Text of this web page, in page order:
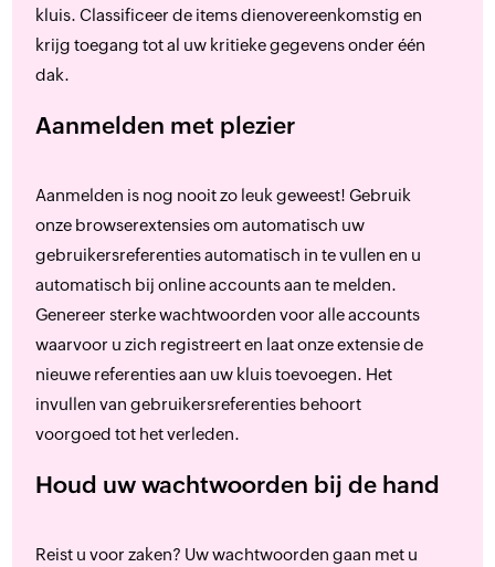
kluis. Classificeer de items dienovereenkomstig en
krijg toegang tot al uw kritieke gegevens onder één
dak.
Aanmelden met plezier
Aanmelden is nog nooit zo leuk geweest! Gebruik
onze browserextensies om automatisch uw
gebruikersreferenties automatisch in te vullen en u
automatisch bij online accounts aan te melden.
Genereer sterke wachtwoorden voor alle accounts
waarvoor u zich registreert en laat onze extensie de
nieuwe referenties aan uw kluis toevoegen. Het
invullen van gebruikersreferenties behoort
voorgoed tot het verleden.
Houd uw wachtwoorden bij de hand
Reist u voor zaken? Uw wachtwoorden gaan met u